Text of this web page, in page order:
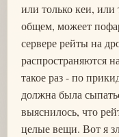
или только кеи,
общем, можеет
сервере рейты на
распространяются
такое раз - по
должна была
выяснилось, что
целые вещи. Вот я